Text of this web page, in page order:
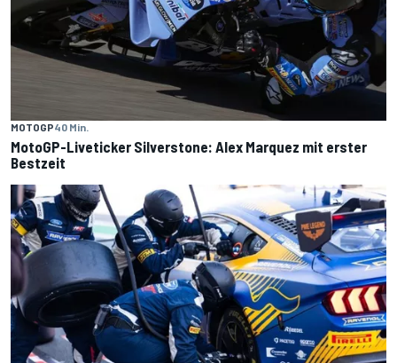
MOTOGP40 Min.
MotoGP-Liveticker Silverstone: Alex Marquez mit erster
Bestzeit